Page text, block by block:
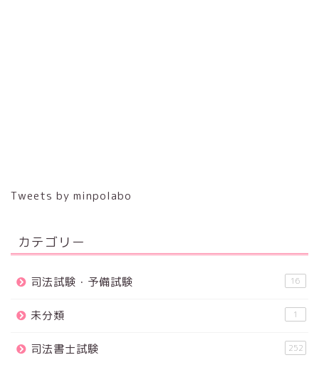
Tweets by minpolabo
カテゴリー
司法試験・予備試験 16
未分類 1
司法書士試験 252